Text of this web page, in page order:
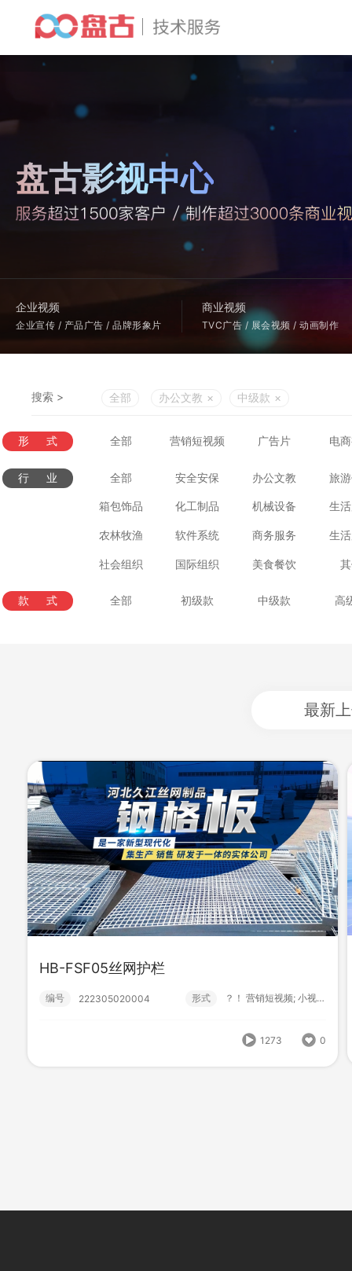
盘古影视中心
企业视频
企业宣传 / 产品广告 / 品牌形象片
商业视频
TVC广告 / 展会视频 / 动画制作
搜索 > 全部 办公文教 × 中级款 ×
形式 全部 营销短视频 广告片 电
行业 全部 安全安保 办公文教 旅
箱包饰品 化工制品 机械设备 生
农林牧渔 软件系统 商务服务 生
社会组织 国际组织 美食餐饮
款式 全部 初级款 中级款 高
最新
0
HB-FSF05丝网护栏
编号 222305020004 形式 ？！ 营销短视频; 小视频; 中级款;
1273 0